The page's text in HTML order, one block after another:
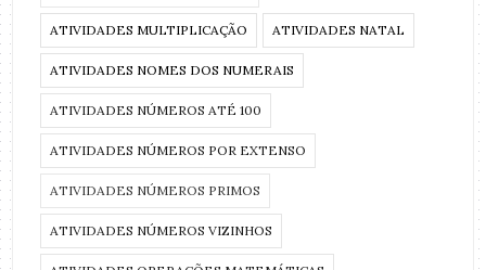
ATIVIDADES MULTIPLICAÇÃO ATIVIDADES NATAL
ATIVIDADES NOMES DOS NUMERAIS
ATIVIDADES NÚMEROS ATÉ 100
ATIVIDADES NÚMEROS POR EXTENSO
ATIVIDADES NÚMEROS PRIMOS
ATIVIDADES NÚMEROS VIZINHOS